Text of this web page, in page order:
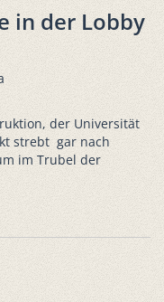
in der Lobby
der Universität
strebt gar nach
im Trubel der